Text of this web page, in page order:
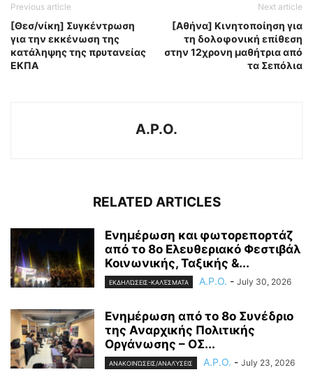
Previous article
[Θεσ/νίκη] Συγκέντρωση
για την εκκένωση της
κατάληψης της πρυτανείας
ΕΚΠΑ
Next article
[Αθήνα] Κινητοποίηση για
τη δολοφονική επίθεση
στην 12χρονη μαθήτρια από
τα Σεπόλια
A.P.O.
RELATED ARTICLES
Ενημέρωση και φωτορεπορτάζ
από το 8ο Ελευθεριακό Φεστιβάλ
Κοινωνικής, Ταξικής &...
ΕΚΔΗΛΏΣΕΙΣ-ΚΑΛΈΣΜΑΤΑ A.P.O. - July 30, 2026
Ενημέρωση από το 8ο Συνέδριο
της Αναρχικής Πολιτικής
Οργάνωσης – ΟΣ...
ΑΝΑΚΟΙΝΏΣΕΙΣ/ΑΝΑΛΎΣΕΙΣ A.P.O. - July 23, 2026